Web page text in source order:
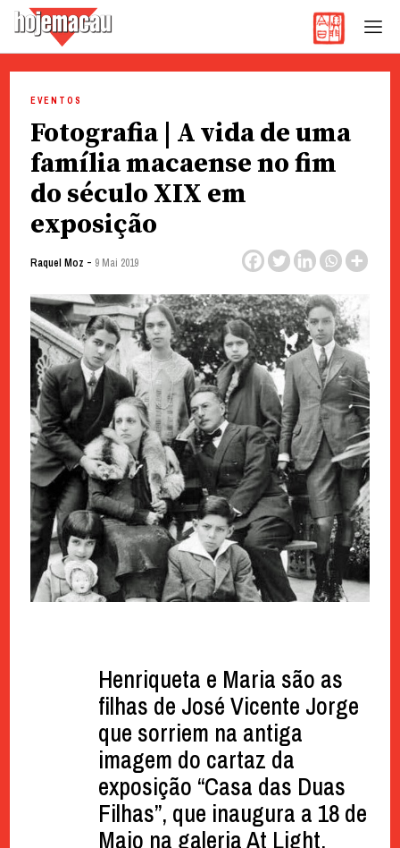
content
EVENTOS
Fotografia | A vida de uma
família macaense no fim
do século XIX em
exposição
Raquel Moz - 9 Mai 2019
Henriqueta e Maria são as
filhas de José Vicente Jorge
que sorriem na antiga
imagem do cartaz da
exposição “Casa das Duas
Filhas”, que inaugura a 18 de
Maio na galeria At Light.